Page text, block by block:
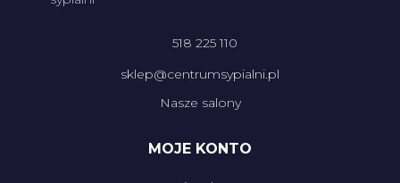
518 225 110
sklep@centrumsypialni.pl
Nasze salony
MOJE KONTO